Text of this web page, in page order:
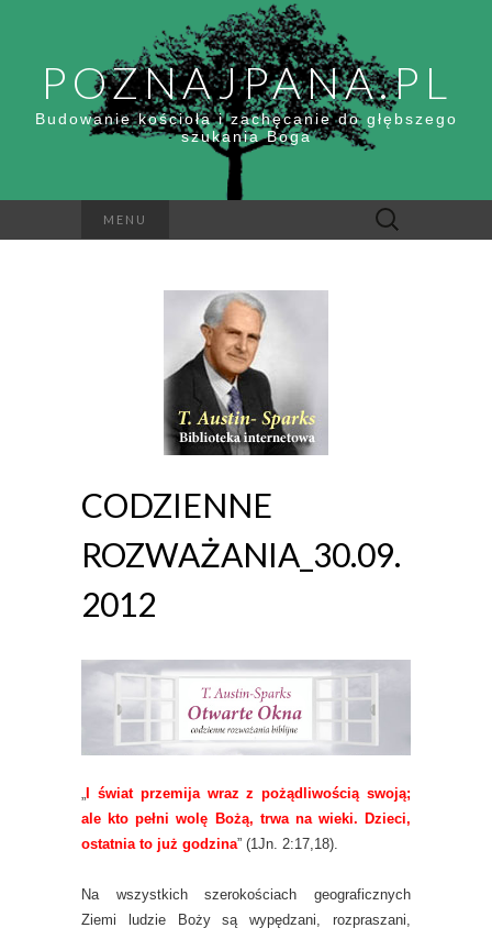
POZNAJPANA.PL
Budowanie kościoła i zachęcanie do głębszego
szukania Boga
MENU Szukaj:
CODZIENNE
ROZWAŻANIA_30.09.
2012
I świat przemija wraz z pożądliwością swoją;
ale kto pełni wolę Bożą, trwa na wieki. Dzieci,
ostatnia to już godzina” (1Jn. 2:17,18).
Na wszystkich szerokościach geograficznych
Ziemi ludzie Boży są wypędzani, rozpraszani,